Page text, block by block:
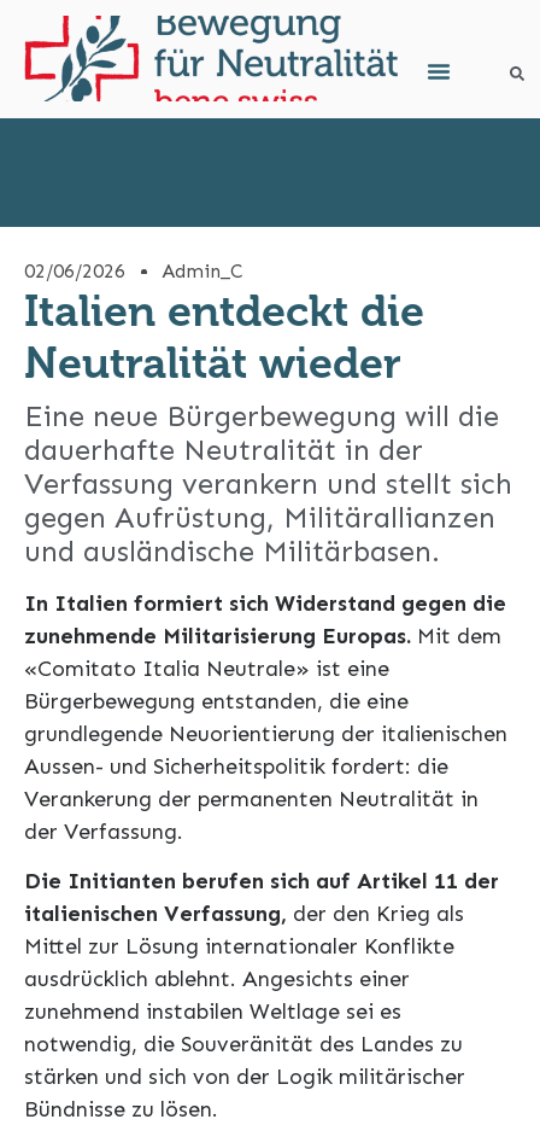
02/06/2026 Admin_C
Italien entdeckt die
Neutralität wieder
Eine neue Bürgerbewegung will die
dauerhafte Neutralität in der
Verfassung verankern und stellt sich
gegen Aufrüstung, Militärallianzen
und ausländische Militärbasen.
In Italien formiert sich Widerstand gegen die
zunehmende Militarisierung Europas. Mit dem
«Comitato Italia Neutrale» ist eine
Bürgerbewegung entstanden, die eine
grundlegende Neuorientierung der italienischen
Aussen- und Sicherheitspolitik fordert: die
Verankerung der permanenten Neutralität in
der Verfassung.
Die Initianten berufen sich auf Artikel 11 der
italienischen Verfassung, der den Krieg als
Mittel zur Lösung internationaler Konflikte
ausdrücklich ablehnt. Angesichts einer
zunehmend instabilen Weltlage sei es
notwendig, die Souveränität des Landes zu
stärken und sich von der Logik militärischer
Bündnisse zu lösen.